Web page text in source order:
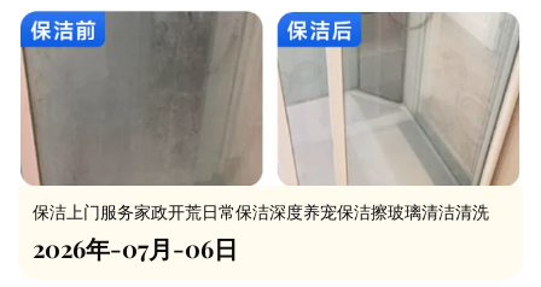
保洁上门服务家政开荒日常保洁深度养宠保洁擦玻璃清洁清洗
2026年-07月-06日